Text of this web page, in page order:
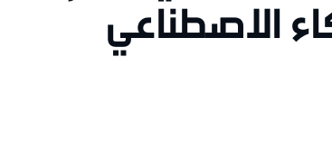
الاصطناعي